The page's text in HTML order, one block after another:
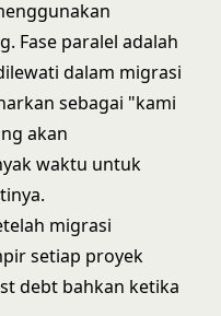
Fase paralel adalah
dalam migrasi
sebagai "kami
akan
waktu untuk
migrasi
setiap proyek
debt bahkan ketika